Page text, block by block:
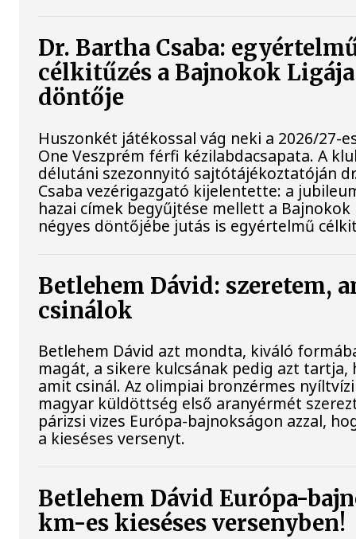
Dr. Bartha Csaba:
célkitűzés a Bajnokok
döntője
Huszonkét játékossal vág neki a 2026/27-
One Veszprém férfi kézilabdacsapata. A
délutáni szezonnyitó sajtótájékoztatóján
Csaba vezérigazgató kijelentette: a
hazai címek begyűjtése mellett a Bajnokok
négyes döntőjébe jutás is egyértelmű
Betlehem Dávid: szeretem,
csinálok
Betlehem Dávid azt mondta, kiváló
magát, a sikere kulcsának pedig azt tartja,
amit csinál. Az olimpiai bronzérmes
magyar küldöttség első aranyérmét
párizsi vizes Európa-bajnokságon azzal,
a kieséses versenyt.
Betlehem Dávid Európa-
km-es kieséses versenyben!